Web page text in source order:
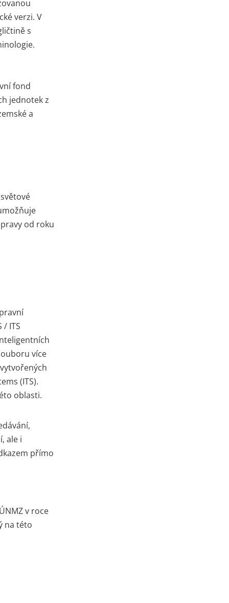
verzi. V
s
fond
jednotek z
a
od roku
/ ITS
více
(ITS).
oblasti.
ale i
přímo
v roce
na této